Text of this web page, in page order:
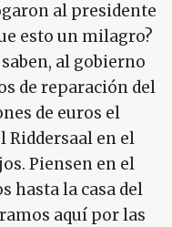
al presidente
esto un milagro?
al gobierno
de reparación del
de euros el
Riddersaal en el
Piensen en el
hasta la casa del
aquí por las